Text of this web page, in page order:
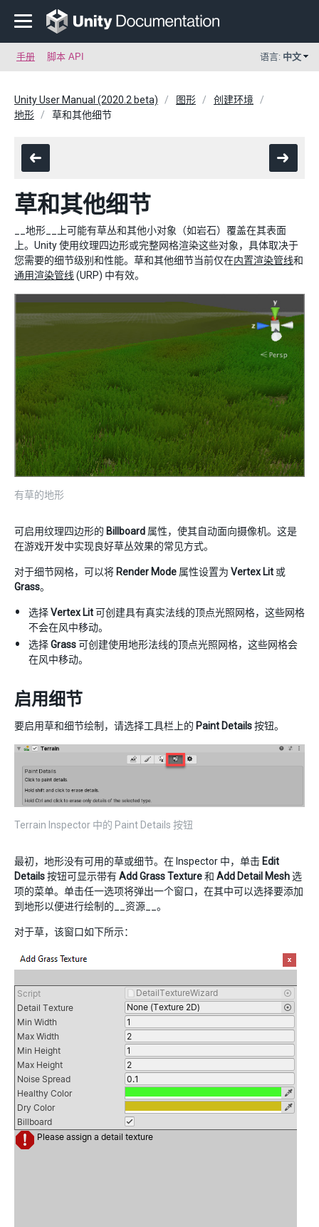
手册 脚本 API 语言: 中文
Unity User Manual (2020.2 beta) 图形
创建环境
地形
草和其他细节
草和其他细节
__地形__上可能有草丛和其他小对象（如岩石）覆盖在其表面
上。Unity 使用纹理四边形或完整网格渲染这些对象，具体取决于
您需要的细节级别和性能。草和其他细节当前仅在内置渲染管线和
通用渲染管线 (URP) 中有效。
有草的地形
可启用纹理四边形的 Billboard 属性，使其自动面向摄像机。这是
在游戏开发中实现良好草丛效果的常见方式。
对于细节网格，可以将 Render Mode 属性设置为 Vertex Lit 或
Grass。
选择Vertex Lit可创建具有真实法线的顶点光照网格，这些网格
不会在风中移动。
选择Grass可创建使用地形法线的顶点光照网格，这些网格会
在风中移动。
启用细节
要启用草和细节绘制，请选择工具栏上的 Paint Details按钮。
Terrain Inspector 中的 Paint Details 按钮
最初，地形没有可用的草或细节。在 Inspector 中，单击 Edit
Details按钮可显示带有Add Grass Texture和 Add Detail Mesh选
项的菜单。单击任一选项将弹出一个窗口，在其中可以选择要添加
到地形以便进行绘制的__资源__。
对于草，该窗口如下所示：